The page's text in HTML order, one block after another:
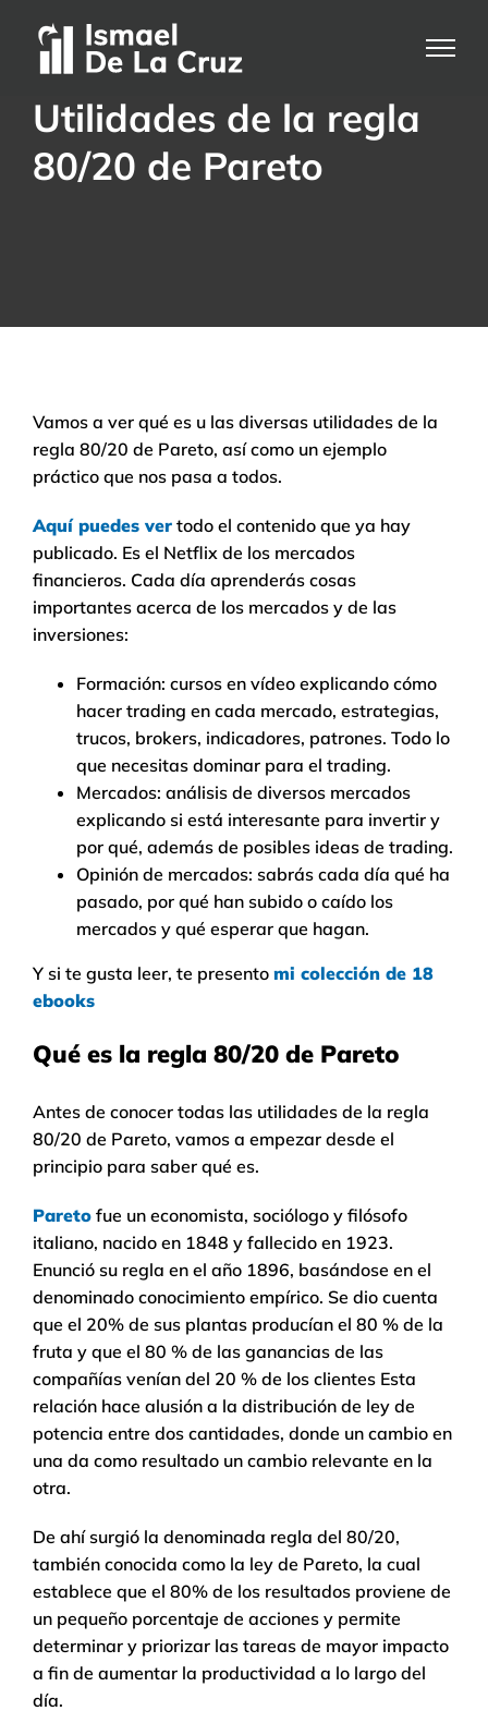
Utilidades de la regla
80/20 de Pareto
Vamos a ver qué es u las diversas utilidades de la
regla 80/20 de Pareto, así como un ejemplo
práctico que nos pasa a todos.
Aquí puedes ver todo el contenido que ya hay
publicado. Es el Netflix de los mercados
financieros. Cada día aprenderás cosas
importantes acerca de los mercados y de las
inversiones:
Formación: cursos en vídeo explicando cómo
hacer trading en cada mercado, estrategias,
trucos, brokers, indicadores, patrones. Todo lo
que necesitas dominar para el trading.
Mercados: análisis de diversos mercados
explicando si está interesante para invertir y
por qué, además de posibles ideas de trading.
Opinión de mercados: sabrás cada día qué ha
pasado, por qué han subido o caído los
mercados y qué esperar que hagan.
Y si te gusta leer, te presento mi colección de 18
ebooks
Qué es la regla 80/20 de Pareto
Antes de conocer todas las utilidades de la regla
80/20 de Pareto, vamos a empezar desde el
principio para saber qué es.
Pareto fue un economista, sociólogo y filósofo
italiano, nacido en 1848 y fallecido en 1923.
Enunció su regla en el año 1896, basándose en el
denominado conocimiento empírico. Se dio cuenta
que el 20% de sus plantas producían el 80 % de la
fruta y que el 80 % de las ganancias de las
compañías venían del 20 % de los clientes Esta
relación hace alusión a la distribución de ley de
potencia entre dos cantidades, donde un cambio en
una da como resultado un cambio relevante en la
otra.
De ahí surgió la denominada regla del 80/20,
también conocida como la ley de Pareto, la cual
establece que el 80% de los resultados proviene de
un pequeño porcentaje de acciones y permite
determinar y priorizar las tareas de mayor impacto
a fin de aumentar la productividad a lo largo del
día.